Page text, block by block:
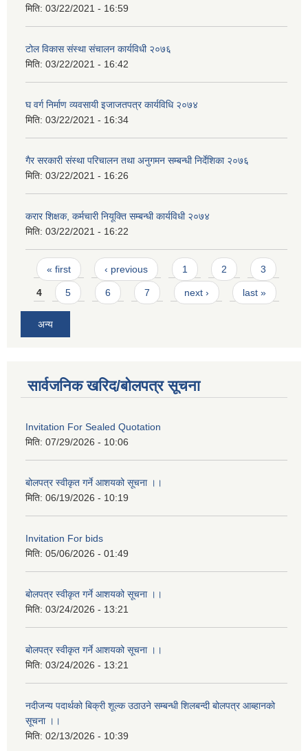
मिति: 03/22/2021 - 16:59
टोल विकास संस्था संचालन कार्यविधी २०७६
मिति: 03/22/2021 - 16:42
घ वर्ग निर्माण व्यवसायी इजाजतपत्र कार्यविधि २०७४
मिति: 03/22/2021 - 16:34
गैर सरकारी संस्था परिचालन तथा अनुगमन सम्बन्धी निर्देशिका २०७६
मिति: 03/22/2021 - 16:26
करार शिक्षक, कर्मचारी नियूक्ति सम्बन्धी कार्यविधी २०७४
मिति: 03/22/2021 - 16:22
Pages
« first ‹ previous 1 2 3
4 5 6 7 next › last »
अन्य
सार्वजनिक खरिद/बोलपत्र सूचना
Invitation For Sealed Quotation
मिति: 07/29/2026 - 10:06
बोलपत्र स्वीकृत गर्ने आशयको सूचना ।।
मिति: 06/19/2026 - 10:19
Invitation For bids
मिति: 05/06/2026 - 01:49
बोलपत्र स्वीकृत गर्ने आशयको सूचना ।।
मिति: 03/24/2026 - 13:21
बोलपत्र स्वीकृत गर्ने आशयको सूचना ।।
मिति: 03/24/2026 - 13:21
नदीजन्य पदार्थको बिक्री शूल्क उठाउने सम्बन्धी शिलबन्दी बोलपत्र आब्हानको
सूचना ।।
मिति: 02/13/2026 - 10:39